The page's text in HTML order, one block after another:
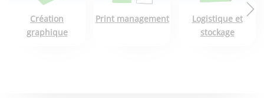
Création
graphique
Print management
Logistique et
stockage